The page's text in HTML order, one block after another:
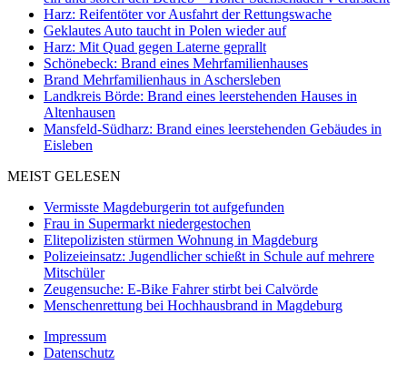
Harz: Reifentöter vor Ausfahrt der Rettungswache
Geklautes Auto taucht in Polen wieder auf
Harz: Mit Quad gegen Laterne geprallt
Schönebeck: Brand eines Mehrfamilienhauses
Brand Mehrfamilienhaus in Aschersleben
Landkreis Börde: Brand eines leerstehenden Hauses in
Altenhausen
Mansfeld-Südharz: Brand eines leerstehenden Gebäudes in
Eisleben
MEIST GELESEN
Vermisste Magdeburgerin tot aufgefunden
Frau in Supermarkt niedergestochen
Elitepolizisten stürmen Wohnung in Magdeburg
Polizeieinsatz: Jugendlicher schießt in Schule auf mehrere
Mitschüler
Zeugensuche: E-Bike Fahrer stirbt bei Calvörde
Menschenrettung bei Hochhausbrand in Magdeburg
Impressum
Datenschutz